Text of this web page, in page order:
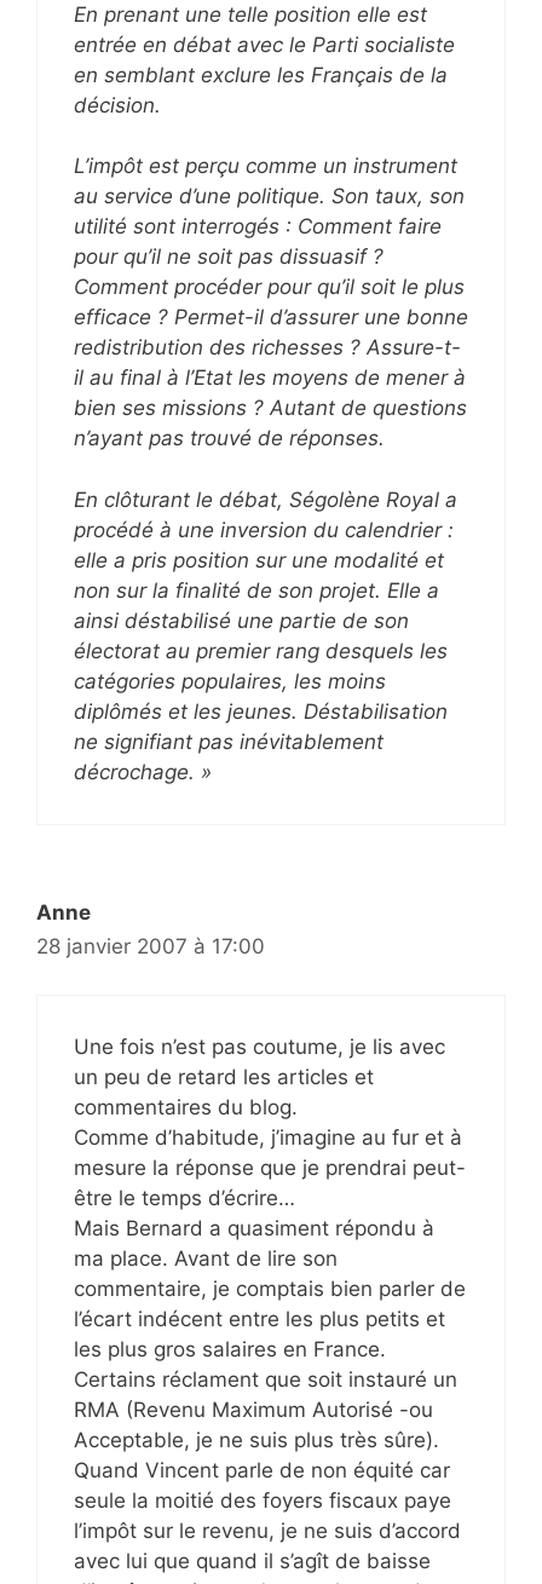
En prenant une telle position elle est
entrée en débat avec le Parti socialiste
en semblant exclure les Français de la
décision.
L’impôt est perçu comme un instrument
au service d’une politique. Son taux, son
utilité sont interrogés : Comment faire
pour qu’il ne soit pas dissuasif ?
Comment procéder pour qu’il soit le plus
efficace ? Permet-il d’assurer une bonne
redistribution des richesses ? Assure-t-
il au final à l’Etat les moyens de mener à
bien ses missions ? Autant de questions
n’ayant pas trouvé de réponses.
En clôturant le débat, Ségolène Royal a
procédé à une inversion du calendrier :
elle a pris position sur une modalité et
non sur la finalité de son projet. Elle a
ainsi déstabilisé une partie de son
électorat au premier rang desquels les
catégories populaires, les moins
diplômés et les jeunes. Déstabilisation
ne signifiant pas inévitablement
décrochage. »
Anne
28 janvier 2007 à 17:00
Une fois n’est pas coutume, je lis avec
un peu de retard les articles et
commentaires du blog.
Comme d’habitude, j’imagine au fur et à
mesure la réponse que je prendrai peut-
être le temps d’écrire…
Mais Bernard a quasiment répondu à
ma place. Avant de lire son
commentaire, je comptais bien parler de
l’écart indécent entre les plus petits et
les plus gros salaires en France.
Certains réclament que soit instauré un
RMA (Revenu Maximum Autorisé -ou
Acceptable, je ne suis plus très sûre).
Quand Vincent parle de non équité car
seule la moitié des foyers fiscaux paye
l’impôt sur le revenu, je ne suis d’accord
avec lui que quand il s’agît de baisse